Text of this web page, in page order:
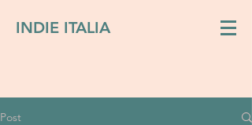
INDIE ITALIA
Post